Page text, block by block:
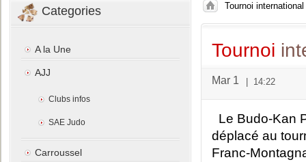
Tournoi international
Tournoi
Mar 1 14:22
Le Budo-Kan
déplacé au
Franc-
Categories
A la Une
AJJ
Clubs infos
SAE Judo
Carroussel